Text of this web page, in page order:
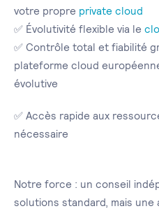
votre propre private cloud
✅ Évolutivité flexible via le
✅ Contrôle total et fiabilité
plateforme cloud
évolutive
✅ Accès rapide aux
nécessaire
Notre force : un conseil
solutions standard, mais